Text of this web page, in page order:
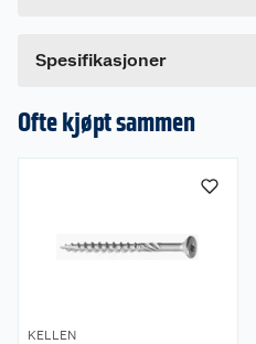
Spesifikasjoner
Ofte kjøpt sammen
KELLEN